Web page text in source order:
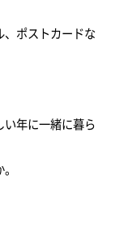
、ポストカードな
年に一緒に暮ら